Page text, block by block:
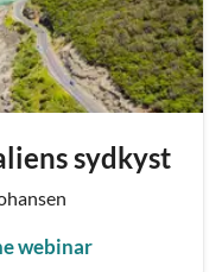
sydkyst
webinar